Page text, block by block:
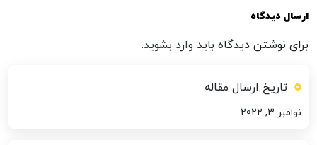
ارسال دیدگاه
برای نوشتن دیدگاه باید وارد بشوید.
تاریخ ارسال مقاله
نوامبر 3, 2022